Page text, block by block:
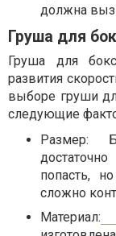
должна
Груша для
Груша для
развития
выборе груши
следующие
Размер:
попасть,
сложно
Материал: